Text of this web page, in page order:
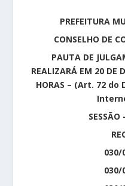
PREFEITURA
CONSELHO DE
PAUTA DE
REALIZARÁ EM 20 DE
HORAS – (Art. 72 do
SESSÃO
030/
030/